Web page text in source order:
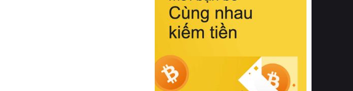
cột sống.
Bên cạnh đó, việc lựa chọn các dòng
sản phẩm đạt chuẩn chất lượng quốc
tế còn giúp ngăn ngừa tình trạng kích
khuẩn và nấm mốc trong điều kiện
thời tiết nóng ẩm. Bạn có thể tìm hiểu
thêm các nghiên cứu khoa học về tác
động của giấc ngủ và môi trường